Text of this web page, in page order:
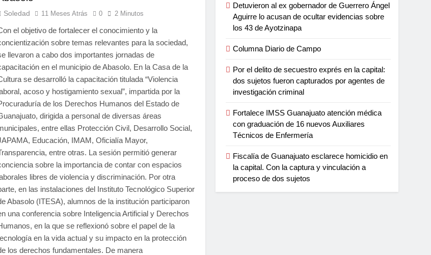
Soledad 11 Meses Atrás 0 2 Minutos
el objetivo de fortalecer el conocimiento y la
sobre temas relevantes para la sociedad,
llevaron a cabo dos importantes jornadas de
en el municipio de Abasolo. En la Casa de la
se desarrolló la capacitación titulada “Violencia
acoso y hostigamiento sexual”, impartida por la
de los Derechos Humanos del Estado de
dirigida a personal de diversas áreas
entre ellas Protección Civil, Desarrollo Social,
Educación, IMAM, Oficialía Mayor,
entre otras. La sesión permitió generar
sobre la importancia de contar con espacios
libres de violencia y discriminación. Por otra
en las instalaciones del Instituto Tecnológico Superior
Abasolo (ITESA), alumnos de la institución participaron
una conferencia sobre Inteligencia Artificial y Derechos
en la que se reflexionó sobre el papel de la
en la vida actual y su impacto en la protección
los derechos fundamentales. De manera
Detuvieron al ex gobernador de Guerrero Ángel
Aguirre lo acusan de ocultar evidencias sobre
los 43 de Ayotzinapa
Columna Diario de Campo
Por el delito de secuestro exprés en la capital:
dos sujetos fueron capturados por agentes de
investigación criminal
Fortalece IMSS Guanajuato atención médica
con graduación de 16 nuevos Auxiliares
Técnicos de Enfermería
Fiscalía de Guanajuato esclarece homicidio en
la capital. Con la captura y vinculación a
proceso de dos sujetos